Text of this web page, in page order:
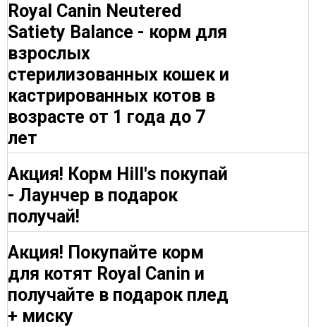
Royal Canin Neutered
Satiety Balance - корм для
взрослых
стерилизованных кошек и
кастрированных котов в
возрасте от 1 года до 7
лет
Акция! Корм Hill's покупай
- Лаунчер в подарок
получай!
Акция! Покупайте корм
для котят Royal Canin и
получайте в подарок плед
+ миску